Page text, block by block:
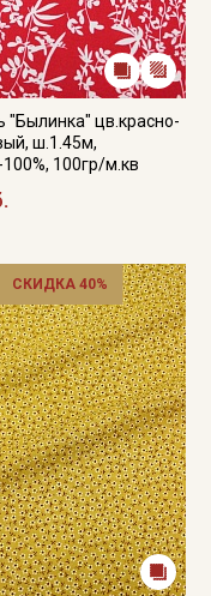
"Былинка" цв.красно-
ш.1.45м,
100гр/м.кв
СКИДКА 40%